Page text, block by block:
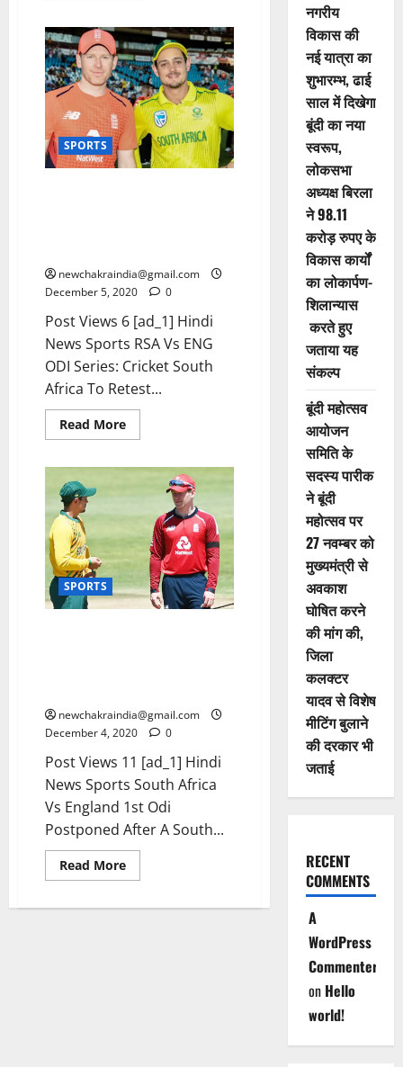
SPORTS
newchakraindia@gmail.com
December 5, 2020
0
Post Views 6 [ad_1] Hindi
News Sports RSA Vs ENG
ODI Series: Cricket South
Africa To Retest...
Read More
SPORTS
newchakraindia@gmail.com
December 4, 2020
0
Post Views 11 [ad_1] Hindi
News Sports South Africa
Vs England 1st Odi
Postponed After A South...
Read More
नगरीय
विकास की
नई यात्रा का
शुभारम्भ, ढाई
साल में दिखेगा
बूंदी का नया
स्वरूप,
लोकसभा
अध्यक्ष बिरला
ने 98.11
करोड़ रुपए के
विकास कार्यों
का लोकार्पण-
शिलान्यास
करते हुए
जताया यह
संकल्प
बूंदी महोत्सव
आयोजन
समिति के
सदस्य पारीक
ने बूंदी
महोत्सव पर
27 नवम्बर को
मुख्यमंत्री से
अवकाश
घोषित करने
की मांग की,
जिला
कलक्टर
यादव से विशेष
मीटिंग बुलाने
की दरकार भी
जताई
RECENT
COMMENTS
A
WordPress
Commenter
on Hello
world!